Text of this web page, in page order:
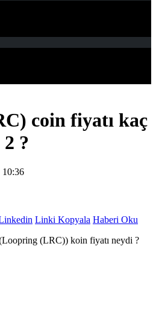
coin fiyatı kaç
?
10:36
Linki Kopyala Haberi Oku
(LRC)) koin fiyatı neydi ?